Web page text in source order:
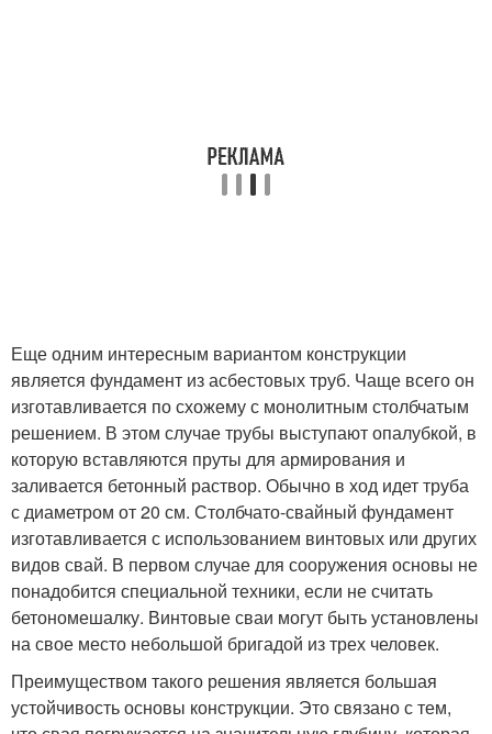
Еще одним интересным вариантом конструкции
является фундамент из асбестовых труб. Чаще всего он
изготавливается по схожему с монолитным столбчатым
решением. В этом случае трубы выступают опалубкой, в
которую вставляются пруты для армирования и
заливается бетонный раствор. Обычно в ход идет труба
с диаметром от 20 см. Столбчато-свайный фундамент
изготавливается с использованием винтовых или других
видов свай. В первом случае для сооружения основы не
понадобится специальной техники, если не считать
бетономешалку. Винтовые сваи могут быть установлены
на свое место небольшой бригадой из трех человек.
Преимуществом такого решения является большая
устойчивость основы конструкции. Это связано с тем,